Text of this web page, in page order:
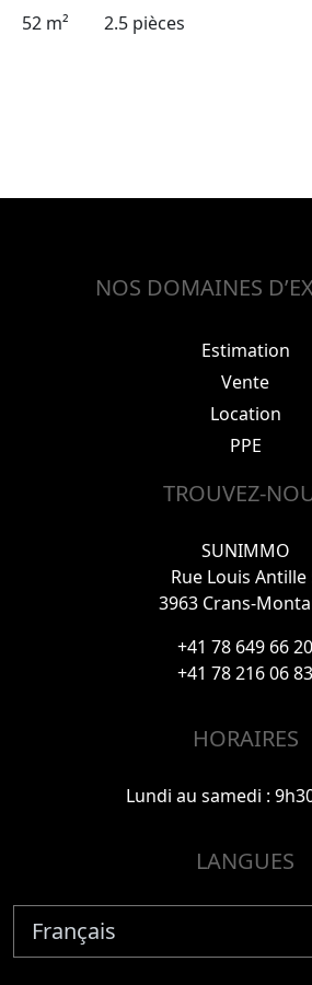
52 m²
2.5 pièces
NOS DOMAINES
Estimation
Vente
Location
PPE
TROUVEZ-
SUNIMMO
Rue Louis Antille
3963 Crans-
+41 78 649 66 20
+41 78 216 06 83
HORAIRES
Lundi au samedi :
LANGUES